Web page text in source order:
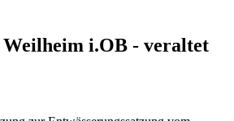
Weilheim i.OB - veraltet